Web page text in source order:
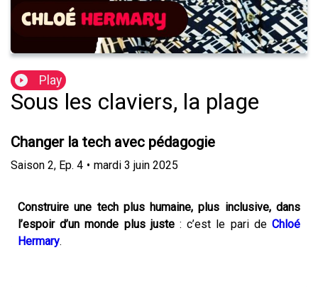
Play
Sous les claviers, la plage
Changer la tech avec pédagogie
Saison 2, Ep. 4 • mardi 3 juin 2025
Construire une tech plus humaine, plus inclusive, dans
l’espoir d’un monde plus juste: c’est le pari deChloé
Hermary.